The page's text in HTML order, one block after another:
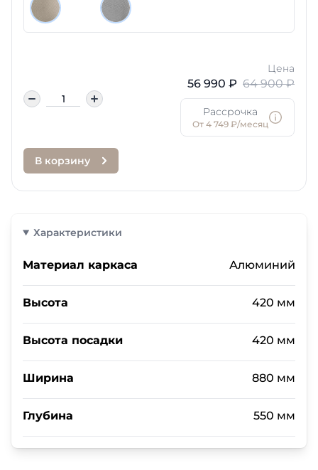
Цена
56 990 ₽ 64 900 ₽
Рассрочка
От 4 749 ₽/месяц
В корзину
Характеристики
Материал каркаса Алюминий
Высота 420 мм
Высота посадки 420 мм
Ширина 880 мм
Глубина 550 мм